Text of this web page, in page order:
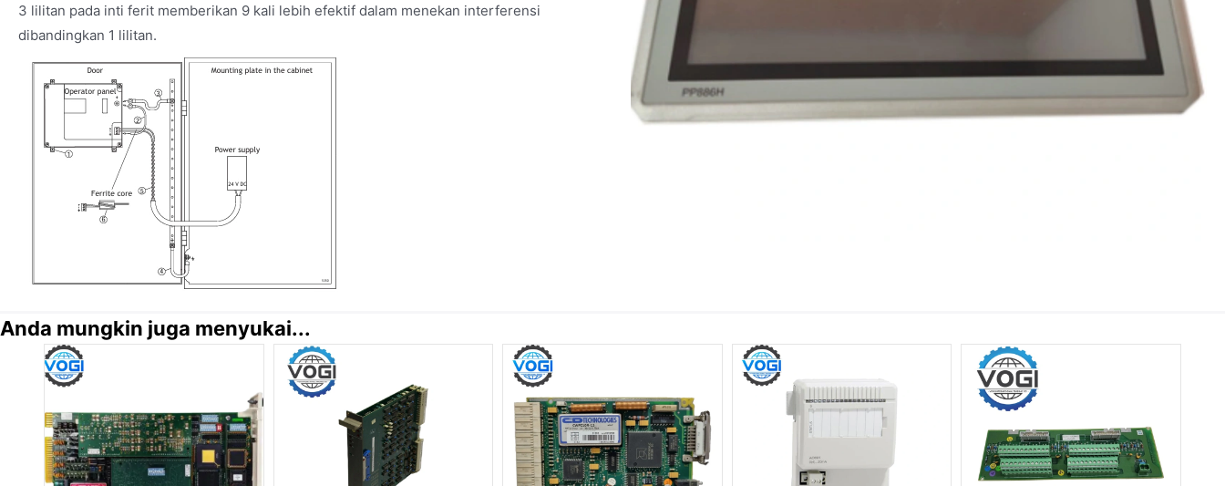
3 lilitan pada inti ferit memberikan 9 kali lebih efektif dalam menekan interferensi
dibandingkan 1 lilitan.
Anda mungkin juga menyukai...